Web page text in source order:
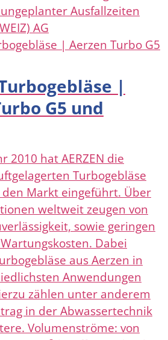
Ausfallzeiten
AG
|
G5 und
2010 hat AERZEN die
Turbogebläse
Markt eingeführt. Über
weltweit zeugen von
sowie geringen
Dabei
aus Aerzen in
Anwendungen
zählen unter anderem
in der Abwassertechnik
Volumenströme: von